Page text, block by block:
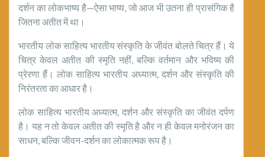
दर्शन का लोकभाष्य है—ऐसा भाष्य, जो आज भी उतना ही प्रासंगिक है
जितना अतीत में था।
भारतीय लोक साहित्य भारतीय संस्कृति के जीवंत बोलते चित्र हैं। ये
चित्र केवल अतीत की स्मृति नहीं, बल्कि वर्तमान और भविष्य की
प्रेरणा हैं। लोक साहित्य भारतीय अध्यात्म, दर्शन और संस्कृति की
निरंतरता का आधार है।
लोक साहित्य भारतीय अध्यात्म, दर्शन और संस्कृति का जीवंत दर्पण
है। यह न तो केवल अतीत की स्मृति है और न ही केवल मनोरंजन का
साधन, बल्कि जीवन-दर्शन का लोकात्मक रूप है।